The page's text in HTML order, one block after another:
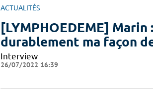
ACTUALITÉS
[LYMPHOEDEME]
durablement ma façon
Interview
26/07/2022 16:39